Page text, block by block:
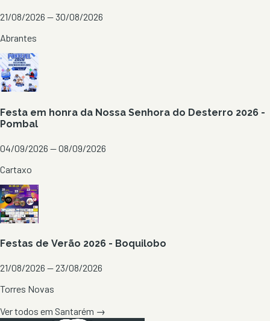
21/08/2026 — 30/08/2026
Abrantes
Festa em honra da Nossa Senhora do Desterro 2026 -
Pombal
04/09/2026 — 08/09/2026
Cartaxo
Festas de Verão 2026 - Boquilobo
21/08/2026 — 23/08/2026
Torres Novas
Ver todos em Santarém →